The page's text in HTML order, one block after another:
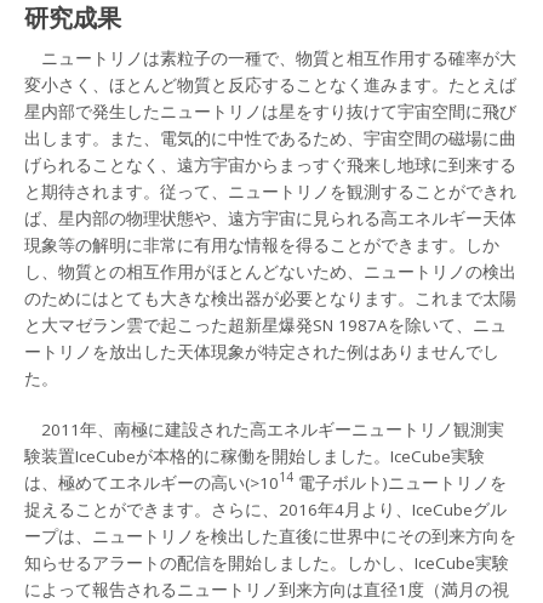
研究成果
ニュートリノは素粒子の一種で、物質と相互作用する確率が大
変小さく、ほとんど物質と反応することなく進みます。たとえば
星内部で発生したニュートリノは星をすり抜けて宇宙空間に飛び
出します。また、電気的に中性であるため、宇宙空間の磁場に曲
げられることなく、遠方宇宙からまっすぐ飛来し地球に到来する
と期待されます。従って、ニュートリノを観測することができれ
ば、星内部の物理状態や、遠方宇宙に見られる高エネルギー天体
現象等の解明に非常に有用な情報を得ることができます。しか
し、物質との相互作用がほとんどないため、ニュートリノの検出
のためにはとても大きな検出器が必要となります。これまで太陽
と大マゼラン雲で起こった超新星爆発SN 1987Aを除いて、ニュ
ートリノを放出した天体現象が特定された例はありませんでし
た。
2011年、南極に建設された高エネルギーニュートリノ観測実
験装置IceCubeが本格的に稼働を開始しました。IceCube実験
は、極めてエネルギーの高い(>1014 電子ボルト)ニュートリノを
捉えることができます。さらに、2016年4月より、IceCubeグル
ープは、ニュートリノを検出した直後に世界中にその到来方向を
知らせるアラートの配信を開始しました。しかし、IceCube実験
によって報告されるニュートリノ到来方向は直径1度（満月の視